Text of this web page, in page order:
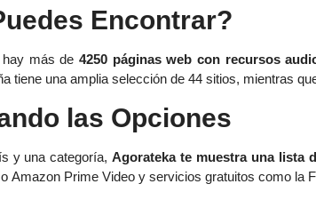
Encontrar?
hay más de4250 páginas web con recursos
tiene una amplia selección de 44 sitios, mientras
las Opciones
y una categoría,Agorateka te muestra una lista
Amazon Prime Video y servicios gratuitos como la